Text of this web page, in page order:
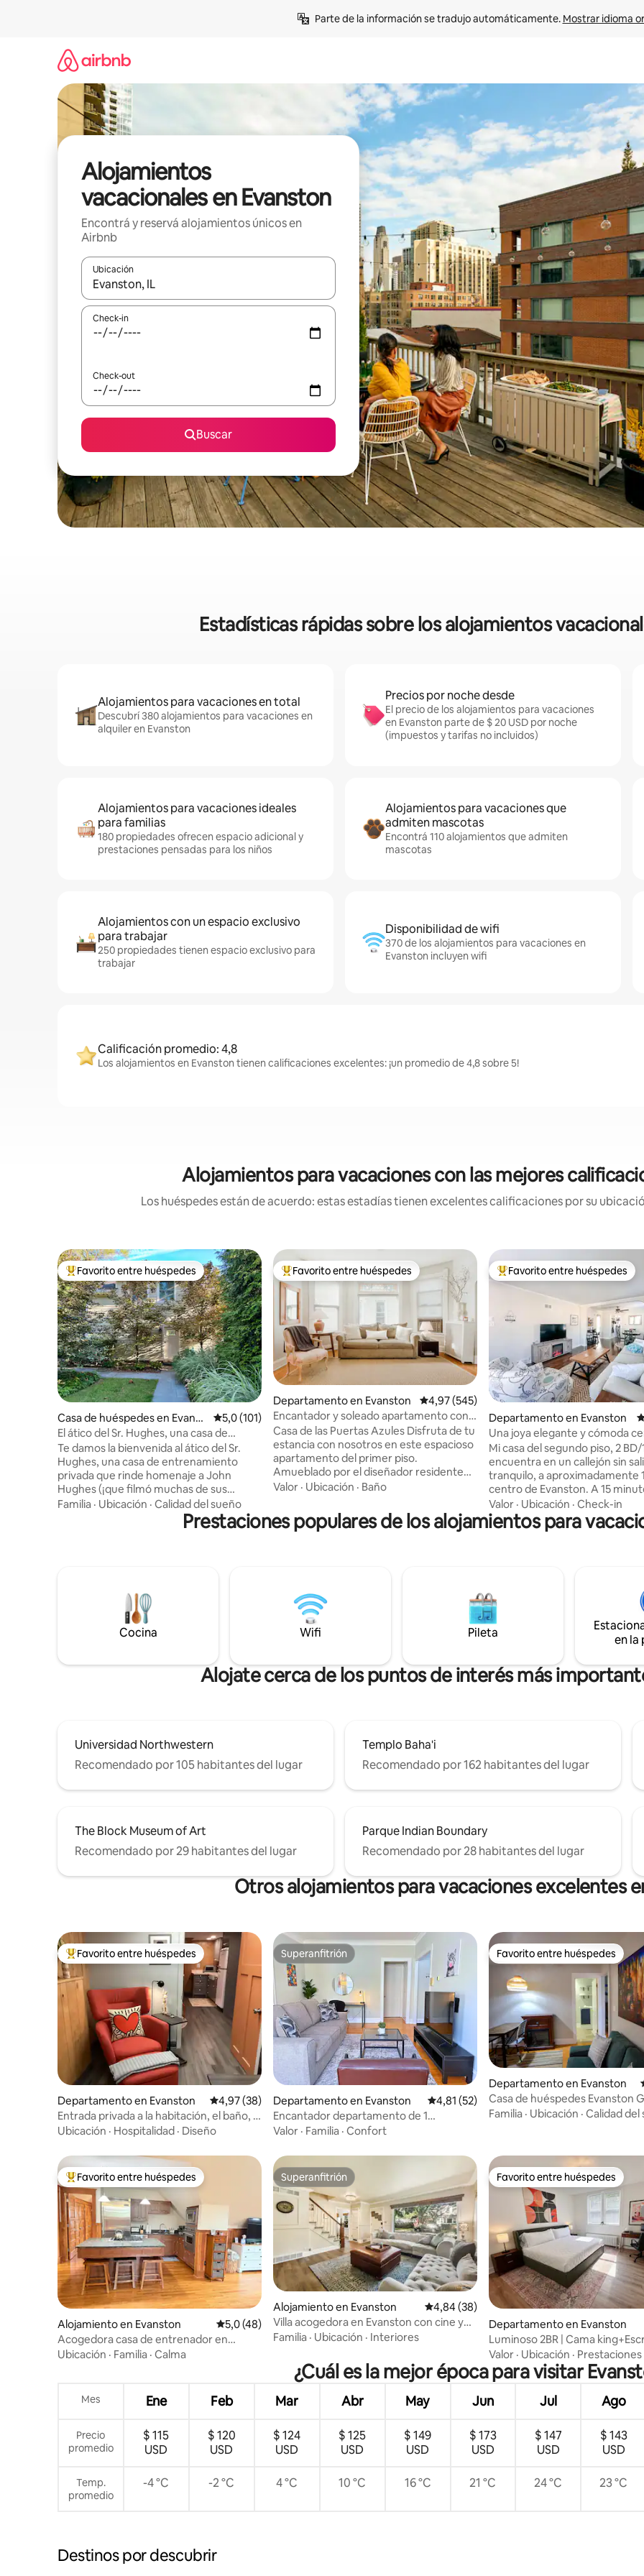
Parte de la información se tradujo automáticamente. Mostrar idioma
Alojamientos
vacacionales en Evanston
Encontrá y reservá alojamientos únicos en
Airbnb
Ubicación
Cuando los resultados estén disponibles, navegá con las teclas de flecha hacia arriba y hacia abajo o explorá
Check-in
Check-out
Buscar
Estadísticas rápidas sobre los alojamientos
Alojamientos para vacaciones en total
Descubrí 380 alojamientos para vacaciones en
alquiler en Evanston
Precios por noche desde
El precio de los alojamientos para vacaciones
en Evanston parte de $ 20 USD por noche
(impuestos y tarifas no incluidos)
Alojamientos para vacaciones ideales
para familias
180 propiedades ofrecen espacio adicional y
prestaciones pensadas para los niños
Alojamientos para vacaciones que
admiten mascotas
Encontrá 110 alojamientos que admiten
mascotas
Alojamientos con un espacio exclusivo
para trabajar
250 propiedades tienen espacio exclusivo para
trabajar
Disponibilidad de wifi
370 de los alojamientos para vacaciones en
Evanston incluyen wifi
Calificación promedio: 4,8
Los alojamientos en Evanston tienen calificaciones excelentes: ¡un promedio de 4,8 sobre 5!
Alojamientos para vacaciones con las mejores
Los huéspedes están de acuerdo: estas estadías tienen excelentes calificaciones por su
Favorito entre los huéspedes más destacados
Favorito entre huéspedes
Casa de huéspedes en Evanst
on
Calificación promedio: 5,0 de 5. 101 evaluaciones
5,0 (101)
El ático del Sr. Hughes, una casa de
invitados con temática de los años 80
Te damos la bienvenida al ático del Sr.
Hughes, una casa de entrenamiento
privada que rinde homenaje a John
Hughes (¡que filmó muchas de sus
películas cerca!) Ubicado en el noroeste
de Evanston, tu estancia incluye una
cama tamaño queen, cocina completa,
de las tiendas, restaurantes y el tren
Metra de Central St, a cinco minutos en
auto de Northwestern y a menos de 30
minutos de Chicago. No se puede
Licencia# STR004.
Familia · Ubicación · Calidad del sueño
Favorito entre los huéspedes más destacados
Favorito entre huéspedes
Departamento en Evanston Calificación promedio: 4,97 de 5. 545
4,97 (545)
Encantador y soleado apartamento con
jardín trasero.
Casa de las Puertas Azules Disfruta de tu
estancia con nosotros en este espacioso
apartamento del primer piso.
Amueblado por el diseñador residente
con neutros de buen gusto, obras de
únicos y piezas decorativas. Disfruta de
un café por la mañana o de una copa de
cerámica de Chicago que diseñó y
fabricó el suelo del baño. Cerca de
Northwestern, Chicago, el lago Míchigan,
todo lo que ofrece Evanston.
Valor · Ubicación · Baño
Favorito entre los huéspedes
Favorito entre huéspedes
Departamento en Evanston
Una joya elegante y cómoda
centro de la
Mi casa del segundo piso, 2 BD/
encuentra en un callejón sin
tranquilo, a aproximadamente
centro de Evanston. A 15
de la estación de la línea
Purple, que te lleva
Chicago. ¡Northwestern y
época del año, ¡apreciarás la
natural! Las tiendas de
cafeterías y restaurantes
a poca distancia a pie. - Chimenea
eléctrica - Cocina totalmente
Valor · Ubicación · Check-in
Prestaciones populares de los alojamientos para
Cocina Wifi Pileta
en la
Alojate cerca de los puntos de interés más
Universidad Northwestern
Recomendado por 105 habitantes del lugar
Templo Baha'i
Recomendado por 162 habitantes del lugar
The Block Museum of Art
Recomendado por 29 habitantes del lugar
Parque Indian Boundary
Recomendado por 28 habitantes del lugar
Otros alojamientos para vacaciones excelentes
Favorito entre los huéspedes más destacados
Favorito entre huéspedes
Departamento en Evanston Calificación promedio: 4,97 de 5. 38 evaluaciones
4,97 (38)
Entrada privada a la habitación, el baño, el
salón y la cocina
Ubicación · Hospitalidad · Diseño
Superanfitrión
Superanfitrión
Departamento en Evanston Calificación promedio: 4,81 de 5. 52
4,81 (52)
Encantador departamento de 1
habitación en Evanston
Valor · Familia · Confort
Favorito entre huéspedes
Favorito entre huéspedes
Departamento en Evanston
Casa de huéspedes Evanston
Familia · Ubicación · Calidad del
Favorito entre los huéspedes más destacados
Favorito entre huéspedes
Alojamiento en Evanston Calificación promedio: 5,0 de 5. 48 evaluaciones
5,0 (48)
Acogedora casa de entrenador en
Evanston, cerca del lago/NU
Ubicación · Familia · Calma
Superanfitrión
Superanfitrión
Alojamiento en Evanston Calificación promedio: 4,84 de 5. 38
4,84 (38)
Villa acogedora en Evanston con cine y
sofá de masajes
Familia · Ubicación · Interiores
Favorito entre huéspedes
Favorito entre huéspedes
Departamento en Evanston
Luminoso 2BR | Cama
Cerca de NU-Chicago-Beach
Valor · Ubicación · Prestaciones
¿Cuál es la mejor época para visitar
Mes Ene Feb Mar Abr May Jun Jul Ago
Precio
promedio
$ 115
USD
$ 120
USD
$ 124
USD
$ 125
USD
$ 149
USD
$ 173
USD
$ 147
USD
$ 143
USD
Temp.
promedio
-4 °C -2 °C 4 °C 10 °C 16 °C 21 °C 24 °C 23 °C
Destinos por descubrir